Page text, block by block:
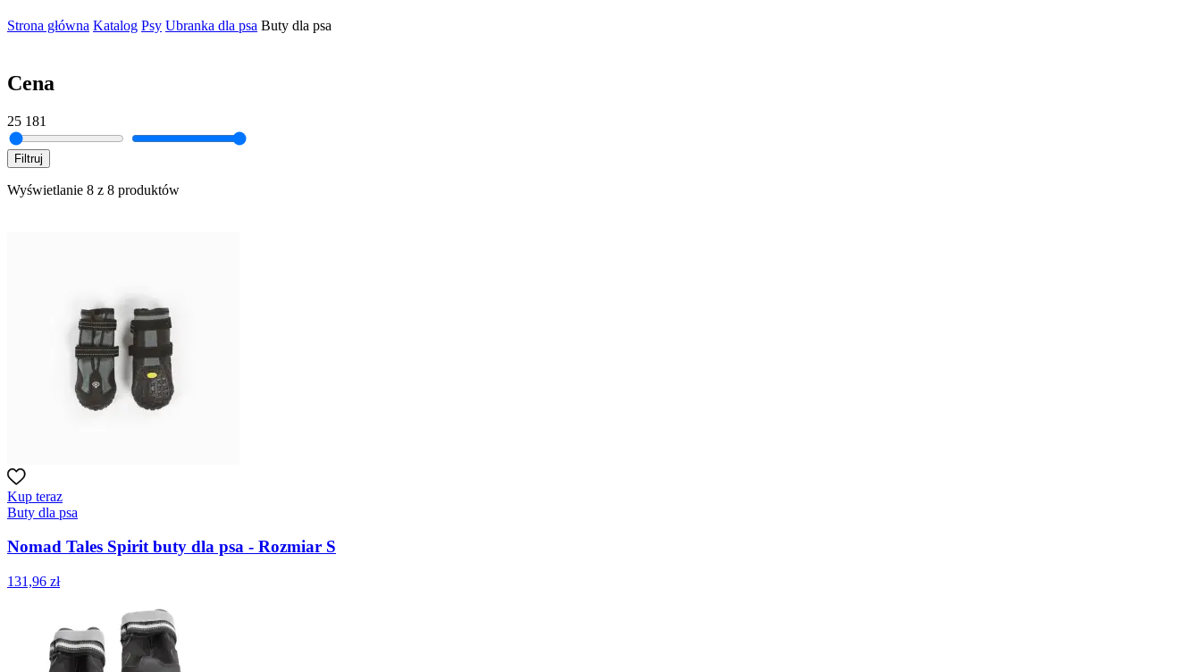
Strona główna Katalog Psy Ubranka dla psa Buty dla psa
Cena
25 181
Filtruj
Wyświetlanie 8 z 8 produktów
Kup teraz
Buty dla psa
Nomad Tales Spirit buty dla psa - Rozmiar S
131,96 zł